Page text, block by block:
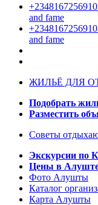
and fame
and fame
ЖИЛЬЁ ДЛЯ
Подобрать
Разместить
Советы
Экскурсии по
Цены в
Фото Алушты
Каталог
Карта Алушты